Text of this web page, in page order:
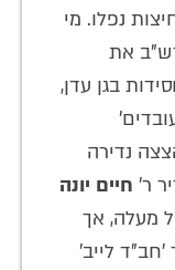
נפלו. מי
את
בגן עדן,
נדירה
ר' חיים יונה
מעלה, אך
'חב"ד לייב'